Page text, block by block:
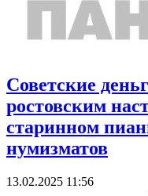
Советские
ростовским
старинном
нумизматов
13.02.2025 11:56